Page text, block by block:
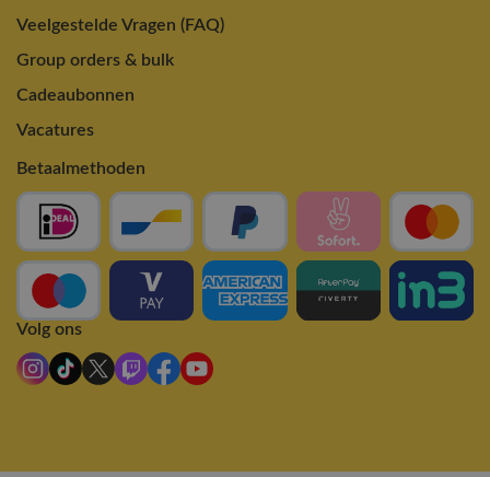
Veelgestelde Vragen (FAQ)
Group orders & bulk
Cadeaubonnen
Vacatures
Betaalmethoden
Volg ons